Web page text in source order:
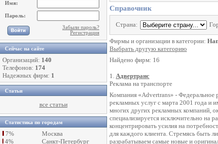
Имя:
Пароль:
Забыли пароль?
Регистрация
Сейчас на сайте
Организаций: 140
Телефонов: 174
Надежных фирм: 1
Статьи
все статьи
Статистика по городам
7%
Москва
4%
Санкт-Петербург
Справочник
Страна:
Фирмы и организации в категории:
Выбрать другую категорию
Найдено фирм: 16
1. Адвертранс
Реклама на транспорте
Компания «Advertrans» - Федеральное
рекламных услуг с марта 2001 года и
многих других рекламных компаний,
специализируется исключительно на
концентрировать усилия на
для каждого клиента. Стремясь быть
разрабатываем самые новые и